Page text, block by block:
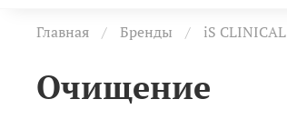
Главная Бренды iS CLINICAL
Очищение